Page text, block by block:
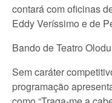
contará com oficinas
Eddy Veríssimo e de
Bando de Teatro
Sem caráter
programação